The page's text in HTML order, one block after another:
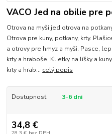
VACO Jed na obilie pre
Otrova na myši jed otrova na
Otrova pre kuny, potkany, krty.
a otrovy pre hmyz a myši. Pasce,
krty a hraboše. Klietky na líšky a
krty a hrab... celý popis
Dostupnosť 3-6 dni
34,8 €